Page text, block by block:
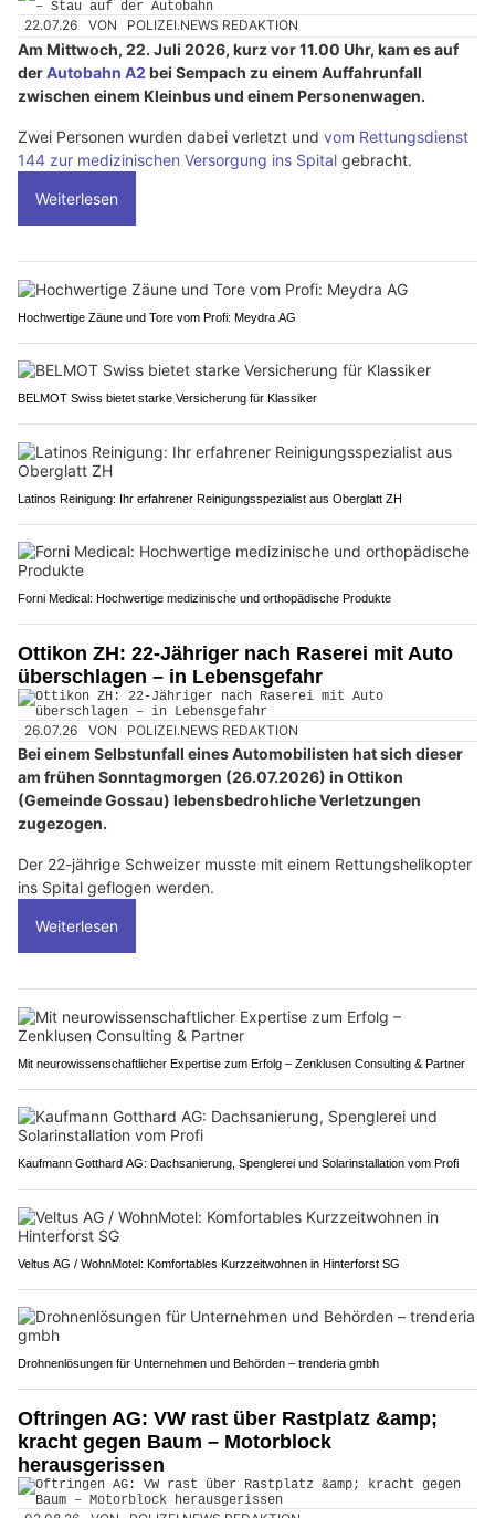
22.07.26 VON POLIZEI.NEWS REDAKTION
Am Mittwoch, 22. Juli 2026, kurz vor 11.00 Uhr, kam es auf
derAutobahn A2 bei Sempach zu einem Auffahrunfall
zwischen einem Kleinbus und einem Personenwagen.
Zwei Personen wurden dabei verletzt und vom Rettungsdienst
144 zur medizinischen Versorgung ins Spital gebracht.
Weiterlesen
Hochwertige Zäune und Tore vom Profi: Meydra AG
BELMOT Swiss bietet starke Versicherung für Klassiker
Latinos Reinigung: Ihr erfahrener Reinigungsspezialist aus Oberglatt ZH
Forni Medical: Hochwertige medizinische und orthopädische Produkte
Ottikon ZH: 22-Jähriger nach Raserei mit Auto
überschlagen – in Lebensgefahr
26.07.26 VON POLIZEI.NEWS REDAKTION
Bei einem Selbstunfall eines Automobilisten hat sich dieser
am frühen Sonntagmorgen (26.07.2026) in Ottikon
(Gemeinde Gossau) lebensbedrohliche Verletzungen
zugezogen.
Der 22-jährige Schweizer musste mit einem Rettungshelikopter
ins Spital geflogen werden.
Weiterlesen
Mit neurowissenschaftlicher Expertise zum Erfolg – Zenklusen Consulting & Partner
Kaufmann Gotthard AG: Dachsanierung, Spenglerei und Solarinstallation vom Profi
Veltus AG / WohnMotel: Komfortables Kurzzeitwohnen in Hinterforst SG
Drohnenlösungen für Unternehmen und Behörden – trenderia gmbh
Oftringen AG: VW rast über Rastplatz &amp;
kracht gegen Baum – Motorblock
herausgerissen